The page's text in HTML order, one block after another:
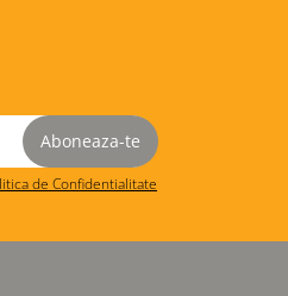
de Confidentialitate